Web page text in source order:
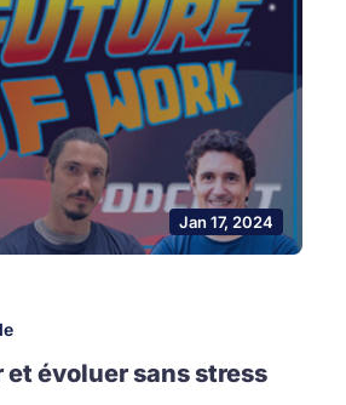
Jan 17, 2024
et évoluer sans stress